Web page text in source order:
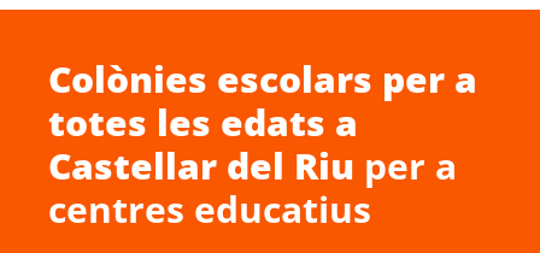
Colònies escolars per a
totes les edats a
Castellar del Riu per a
centres educatius